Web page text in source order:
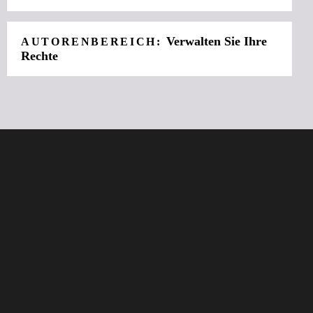
AUTORENBEREICH:Verwalten Sie Ihre
Rechte